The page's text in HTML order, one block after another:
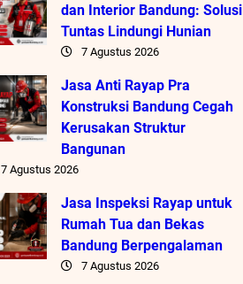
dan Interior Bandung: Solusi
Tuntas Lindungi Hunian
7 Agustus 2026
Jasa Anti Rayap Pra
Konstruksi Bandung Cegah
Kerusakan Struktur
Bangunan
7 Agustus 2026
Jasa Inspeksi Rayap untuk
Rumah Tua dan Bekas
Bandung Berpengalaman
7 Agustus 2026